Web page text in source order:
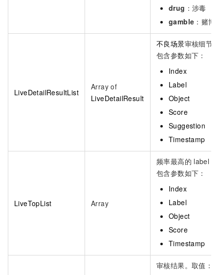
drug ：涉毒
gamble ：赌博
LiveDetailResultList
Array of
LiveDetailResult
不良场景审核细节
包含参数如下：
Index
Label
Object
Score
Suggestion
Timestamp
LiveTopList Array
频率最高的 label，
包含参数如下：
Index
Label
Object
Score
Timestamp
审核结果。取值：